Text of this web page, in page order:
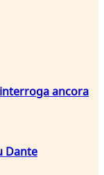
ancora
Dante